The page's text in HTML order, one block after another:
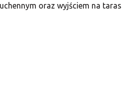
oraz wyjściem na taras